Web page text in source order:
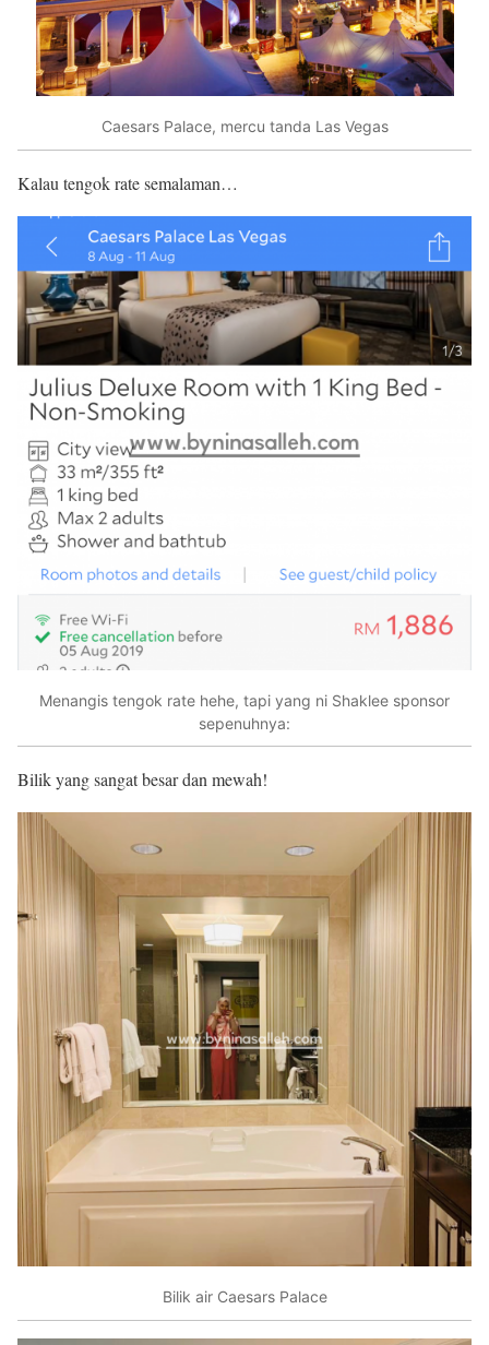
Caesars Palace, mercu tanda Las Vegas
Kalau tengok rate semalaman…
Menangis tengok rate hehe, tapi yang ni Shaklee sponsor
sepenuhnya:
Bilik yang sangat besar dan mewah!
Bilik air Caesars Palace